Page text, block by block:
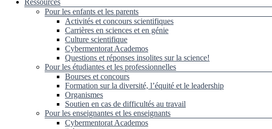
Ressources
Pour les enfants et les parents
Activités et concours scientifiques
Carrières en sciences et en génie
Culture scientifique
Cybermentorat Academos
Questions et réponses insolites sur la science!
Pour les étudiantes et les professionnelles
Bourses et concours
Formation sur la diversité, l’équité et le leadership
Organismes
Soutien en cas de difficultés au travail
Pour les enseignantes et les enseignants
Cybermentorat Academos